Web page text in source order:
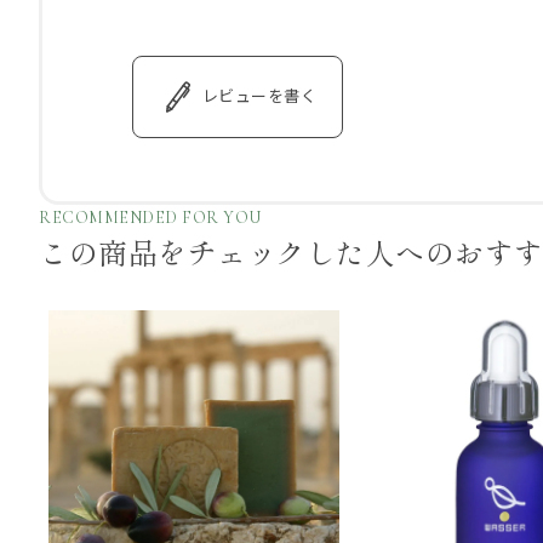
レビューを書く
RECOMMENDED FOR YOU
この商品をチェックした 人へのおす